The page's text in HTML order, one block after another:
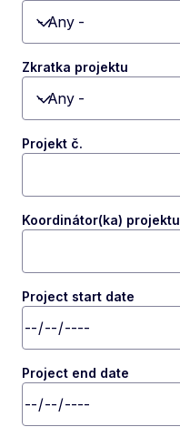
Toggle dropdown
Zkratka projektu
Toggle dropdown
Projekt č.
Koordinátor(ka) projektu
Project start date
Project end date